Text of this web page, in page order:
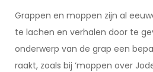
Grappen en moppen zijn al
te lachen en verhalen door te
onderwerp van de grap een
raakt, zoals bij ‘moppen over